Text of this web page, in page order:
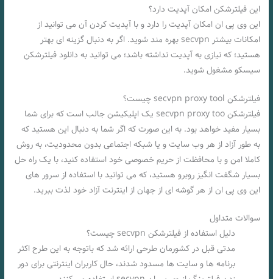
این فیلترشکن امکان آپدیت دارد؟
این وی پی ان امکان آپدیت را دارد و با آپدیت کردن آن می توانید از
امکانات بیشتر secvpn بهره مند شوید. اگر به دنبال گزینه ای بهتر
هستید؛ که نیازی به آپدیت نداشته باشد؛ می توانید به دانلود فیلترشکن
سیسکو مشغول شوید.
فیلترشکن secvpn proxy tool چیست؟
فیلترشکن secvpn proxy too یک اپلیکیشن جالب است که برای شما
بسیار مفید خواهد بود. به این صورت که اگر شما به دنبال این هستید که
به طور آزاد از هر وب سایت و یا شبکه اجتماعی بدون محدودیت، به روش
کاملا امن و با محافظت از حریم خصوصی خود استفاده کنید، با یک راه حل
بسیار شگفت انگیز روبرو هستید، که می توانید با استفاده از سرور های
این وی پی ان از هر گوشه ای از جهان از اینترنت آزاد خود لذت ببرید.
سوالات متداول
دلیل استفاده از فیلترشکن secvpn چیست؟
مدتی قبل در کشورمان طرحی ارائه شد که باتوجه به این طرح اکثر
برنامه ها و سایت ها مسدود شدند، حال کاربران اینترنتی برای دور